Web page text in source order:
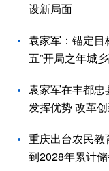
设新局面
袁家军：锚定目
五”开局之年城
袁家军在丰都忠
发挥优势 改革
重庆出台农民
到2028年累计